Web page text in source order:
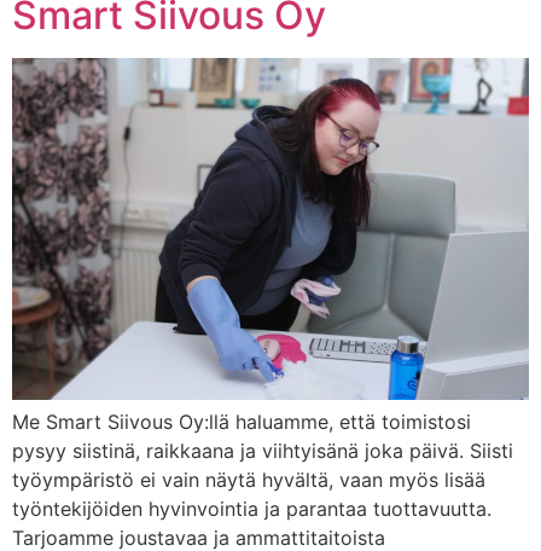
Smart Siivous Oy
Me Smart Siivous Oy:llä haluamme, että toimistosi
pysyy siistinä, raikkaana ja viihtyisänä joka päivä. Siisti
työympäristö ei vain näytä hyvältä, vaan myös lisää
työntekijöiden hyvinvointia ja parantaa tuottavuutta.
Tarjoamme joustavaa ja ammattitaitoista